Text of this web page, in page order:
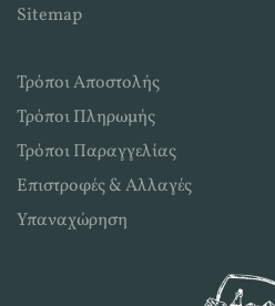
Sitemap
Τρόποι Αποστολής
Τρόποι Πληρωμής
Τρόποι Παραγγελίας
Επιστροφές & Αλλαγές
Υπαναχώρηση